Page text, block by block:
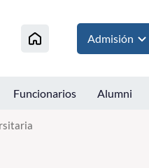
Admisión
Funcionarios Alumni